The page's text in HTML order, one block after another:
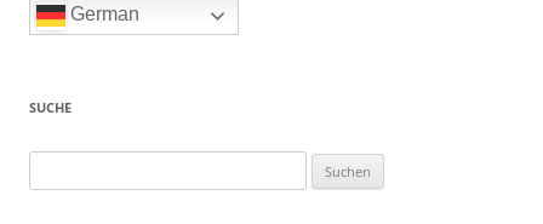
German
SUCHE
nach: